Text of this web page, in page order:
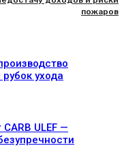
пожаров
ухода
ULEF —